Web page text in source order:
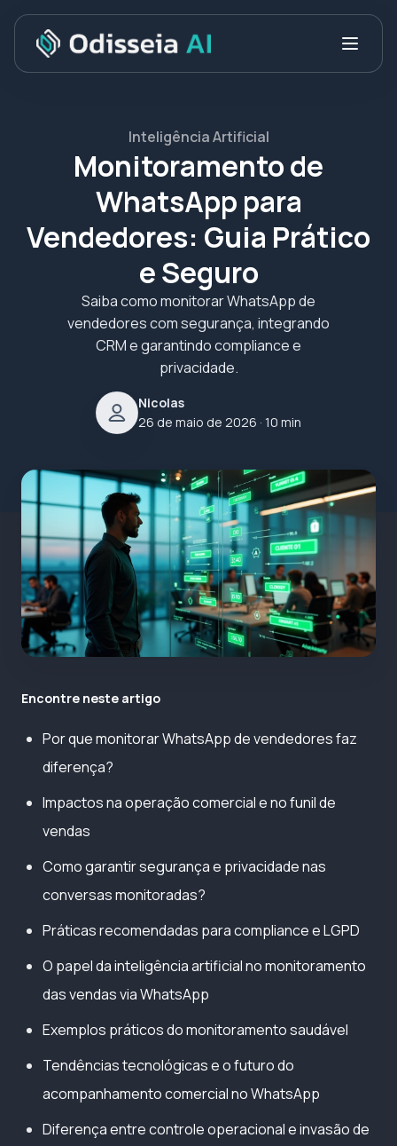
Inteligência Artificial
Monitoramento de
WhatsApp para
Vendedores: Guia Prático
e Seguro
Saiba como monitorar WhatsApp de
vendedores com segurança, integrando
CRM e garantindo compliance e
privacidade.
Nicolas
26 de maio de 2026 · 10 min
Encontre neste artigo
Por que monitorar WhatsApp de vendedores faz
diferença?
Impactos na operação comercial e no funil de
vendas
Como garantir segurança e privacidade nas
conversas monitoradas?
Práticas recomendadas para compliance e LGPD
O papel da inteligência artificial no monitoramento
das vendas via WhatsApp
Exemplos práticos do monitoramento saudável
Tendências tecnológicas e o futuro do
acompanhamento comercial no WhatsApp
Diferença entre controle operacional e invasão de